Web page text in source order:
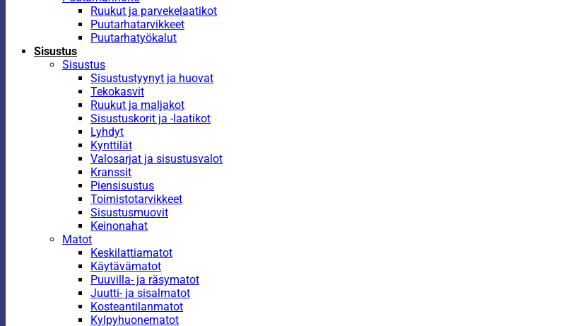
Ruukut ja parvekelaatikot
Puutarhatarvikkeet
Puutarhatyökalut
Sisustus
Sisustus
Sisustustyynyt ja huovat
Tekokasvit
Ruukut ja maljakot
Sisustuskorit ja -laatikot
Lyhdyt
Kynttilät
Valosarjat ja sisustusvalot
Kranssit
Piensisustus
Toimistotarvikkeet
Sisustusmuovit
Keinonahat
Matot
Keskilattiamatot
Käytävämatot
Puuvilla- ja räsymatot
Juutti- ja sisalmatot
Kosteantilanmatot
Kylpyhuonematot